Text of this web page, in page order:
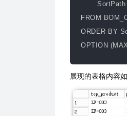
SortPath
FROM
ORDER BY
OPTION
展现的表格内容如